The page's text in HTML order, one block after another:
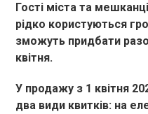
Гості міста та
рідко користуються
зможуть придбати
квітня.
У продажу з 1 квітня
два види квитків: на